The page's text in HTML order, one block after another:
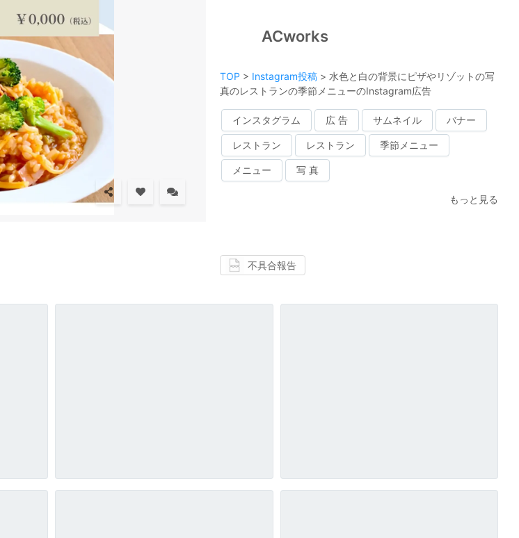
ACworks
TOP > Instagram投稿 > 水色と白の背景にピザやリゾットの写
真のレストランの季節メニューのInstagram広告
インスタグラム 広 告 サムネイル バナー
レストラン レストラン 季節メニュー
メニュー 写 真
もっと見る
不具合報告